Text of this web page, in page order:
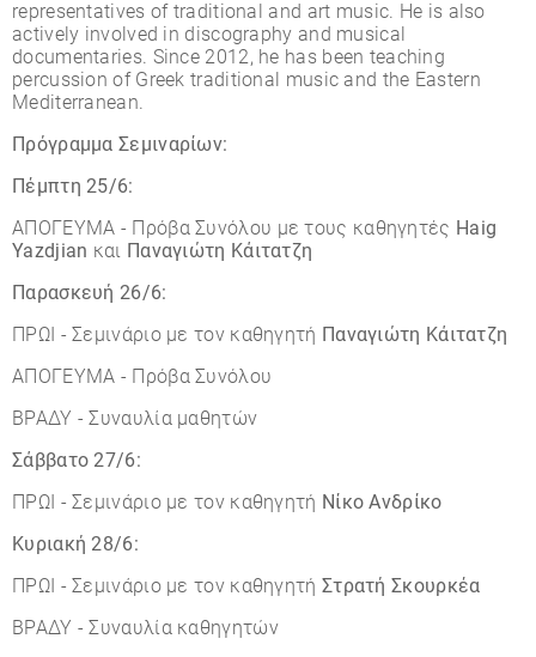
representatives of traditional and art music. He is also
actively involved in discography and musical
documentaries. Since 2012, he has been teaching
percussion of Greek traditional music and the Eastern
Mediterranean.
Πρόγραμμα Σεμιναρίων:
Πέμπτη 25/6:
ΑΠΟΓΕΥΜΑ - Πρόβα Συνόλου με τους καθηγητές Haig
Yazdjian και Παναγιώτη Κάιτατζη
Παρασκευή 26/6:
ΠΡΩΙ - Σεμινάριο με τον καθηγητή Παναγιώτη Κάιτατζη
ΑΠΟΓΕΥΜΑ - Πρόβα Συνόλου
ΒΡΑΔΥ - Συναυλία μαθητών
Σάββατο 27/6:
ΠΡΩΙ - Σεμινάριο με τον καθηγητή Νίκο Ανδρίκο
Κυριακή 28/6:
ΠΡΩΙ - Σεμινάριο με τον καθηγητή Στρατή Σκουρκέα
ΒΡΑΔΥ - Συναυλία καθηγητών